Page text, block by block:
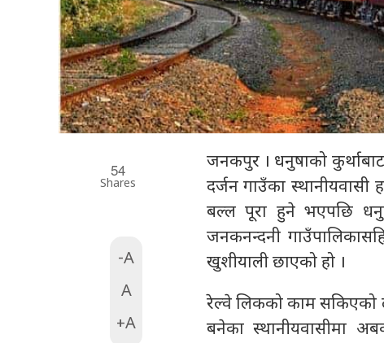
54
Shares
-A
A
+A
जनकपुर । धनुषाको
दर्जन गाउँका
बल्ल पूरा हुने भएपछि
जनकनन्दनी
खुशीयाली छाएको हो ।
रेल्वे लिकको काम सकिएको
बनेका स्थानीयवासीमा